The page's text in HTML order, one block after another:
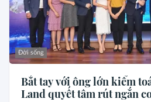
Đời sống
Bắt tay với ông lớn kiểm
Land quyết tâm rút ngắn